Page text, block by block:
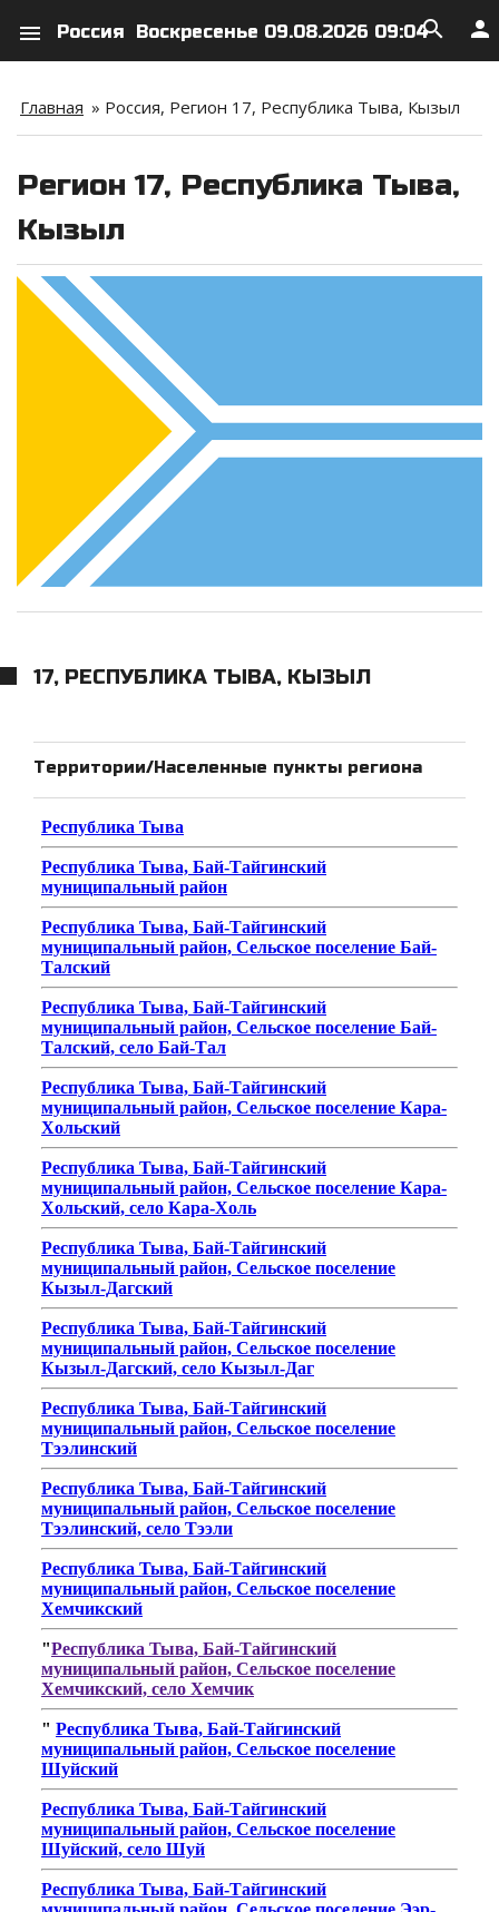
menu Россия Воскресенье 09.08.2026 09:04 person
search
Главная » Россия, Регион 17, Республика Тыва, Кызыл
Регион 17, Республика Тыва,
Кызыл
17, РЕСПУБЛИКА ТЫВА, КЫЗЫЛ
Территории/Населенные пункты региона